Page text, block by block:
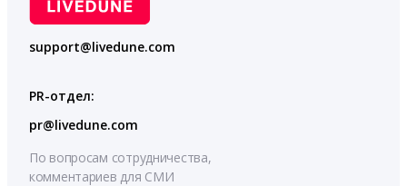
support@livedune.com
PR-отдел:
pr@livedune.com
По вопросам сотрудничества,
комментариев для СМИ